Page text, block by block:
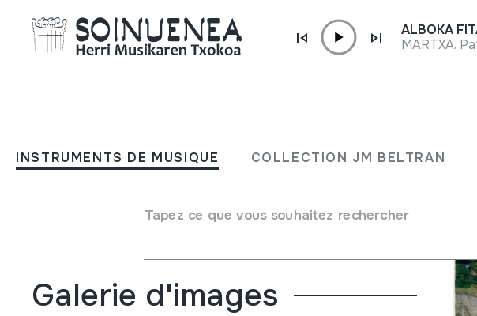
INSTRUMENTS DE MUSIQUE COLLECTION JM BELTRAN
Tapez ce que vous souhaitez rechercher
ALBOKA
MARTXA.
Música vasca
Phonothèque
Galerie d'images